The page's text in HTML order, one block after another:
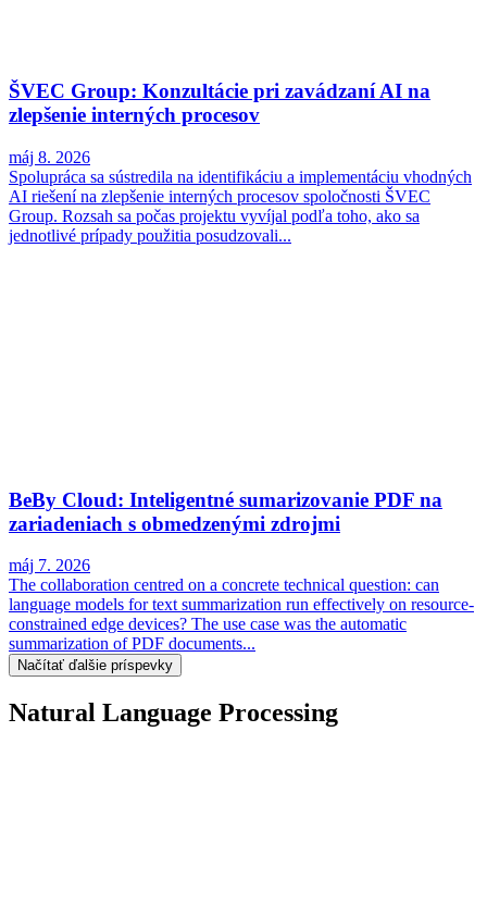
ŠVEC Group: Konzultácie pri zavádzaní AI na
zlepšenie interných procesov
máj 8. 2026
Spolupráca sa sústredila na identifikáciu a implementáciu vhodných
AI riešení na zlepšenie interných procesov spoločnosti ŠVEC
Group. Rozsah sa počas projektu vyvíjal podľa toho, ako sa
jednotlivé prípady použitia posudzovali...
BeBy Cloud: Inteligentné sumarizovanie PDF na
zariadeniach s obmedzenými zdrojmi
máj 7. 2026
The collaboration centred on a concrete technical question: can
language models for text summarization run effectively on resource-
constrained edge devices? The use case was the automatic
summarization of PDF documents...
Načítať ďalšie príspevky
Natural Language Processing